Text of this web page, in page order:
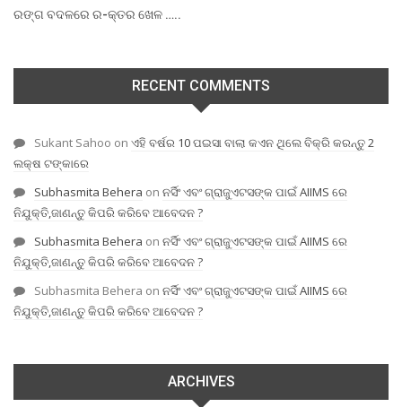
ରଙ୍ଗ ବଦଳରେ ର-କ୍ତର ଖେଳ …..
RECENT COMMENTS
Sukant Sahoo on ଏହି ବର୍ଷର 10 ପଇସା ବାଲା କଏନ ଥିଲେ ବିକ୍ରି କରନ୍ତୁ 2
ଲକ୍ଷ ଟଙ୍କାରେ
Subhasmita Behera on ନର୍ସିଂ ଏବଂ ଗ୍ରାଜୁଏଟସଙ୍କ ପାଇଁ AIIMS ରେ
ନିଯୁକ୍ତି,ଜାଣନ୍ତୁ କିପରି କରିବେ ଆବେଦନ ?
Subhasmita Behera on ନର୍ସିଂ ଏବଂ ଗ୍ରାଜୁଏଟସଙ୍କ ପାଇଁ AIIMS ରେ
ନିଯୁକ୍ତି,ଜାଣନ୍ତୁ କିପରି କରିବେ ଆବେଦନ ?
Subhasmita Behera on ନର୍ସିଂ ଏବଂ ଗ୍ରାଜୁଏଟସଙ୍କ ପାଇଁ AIIMS ରେ
ନିଯୁକ୍ତି,ଜାଣନ୍ତୁ କିପରି କରିବେ ଆବେଦନ ?
ARCHIVES